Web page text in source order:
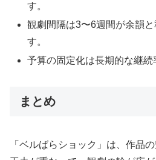
す。
観劇間隔は3〜6週間が余韻
す。
予算の固定化は長期的な継続
まとめ
「ベルばらショック」は、作品